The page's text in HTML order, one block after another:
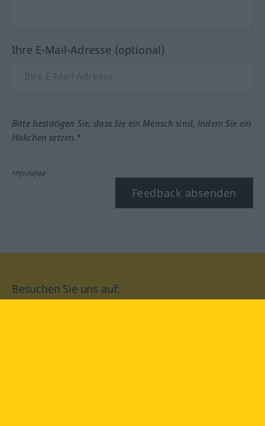
Ihre E-Mail-Adresse (optional)
Bitte bestätigen Sie, dass Sie ein Mensch sind, indem Sie ein
Häkchen setzen.*
*Pflichtfeld
Feedback absenden
Besuchen Sie uns auf: